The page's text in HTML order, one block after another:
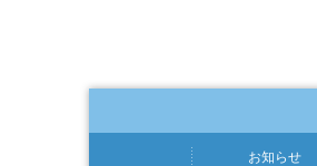
お知らせ